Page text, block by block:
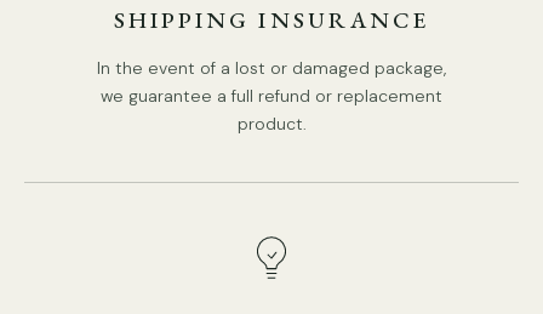
SHIPPING INSURANCE
In the event of a lost or damaged package,
we guarantee a full refund or replacement
product.